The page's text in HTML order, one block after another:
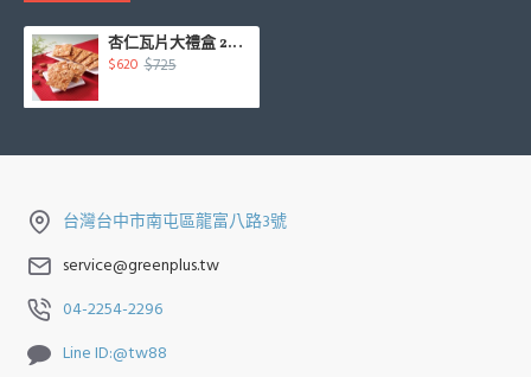
杏仁瓦片大禮盒 24包/盒
$620 $725
台灣台中市南屯區龍富八路3號
service@greenplus.tw
04-2254-2296
Line ID:@tw88